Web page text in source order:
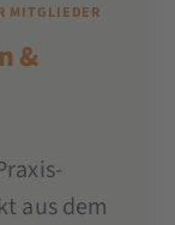
MITGLIEDER
&
aus dem